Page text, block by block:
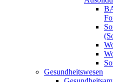
Gesundheitswesen